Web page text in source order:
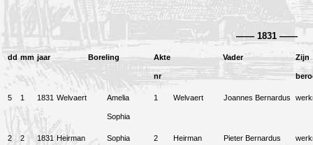
—— 1831 ——
dd mm jaar Boreling Akte
nr
Vader Zijn
5 1 1831 Welvaert Amelia
Sophia
1 Welvaert Joannes Bernardus
2 2 1831 Heirman Sophia 2 Heirman Pieter Bernardus